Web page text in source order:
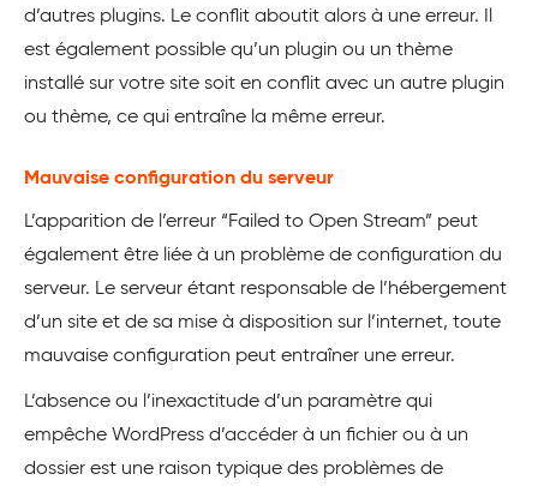
d’autres plugins. Le conflit aboutit alors à une erreur. Il
est également possible qu’un plugin ou un thème
installé sur votre site soit en conflit avec un autre plugin
ou thème, ce qui entraîne la même erreur.
Mauvaise configuration du serveur
L’apparition de l’erreur “Failed to Open Stream” peut
également être liée à un problème de configuration du
serveur. Le serveur étant responsable de l’hébergement
d’un site et de sa mise à disposition sur l’internet, toute
mauvaise configuration peut entraîner une erreur.
L’absence ou l’inexactitude d’un paramètre qui
empêche WordPress d’accéder à un fichier ou à un
dossier est une raison typique des problèmes de